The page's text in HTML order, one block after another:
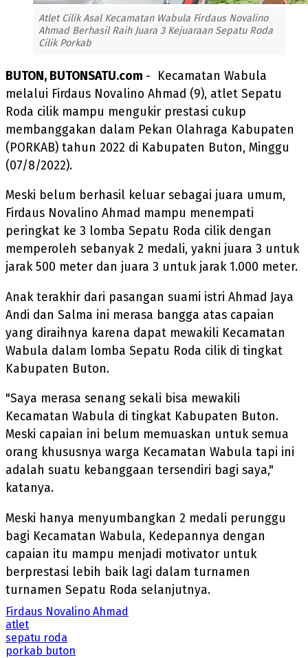
Atlet Cilik Asal Kecamatan Wabula Firdaus Novalino
Ahmad Berhasil Raih Juara 3 Kejuaraan Sepatu Roda
Cilik Porkab
BUTON, BUTONSATU.com - Kecamatan Wabula
melalui Firdaus Novalino Ahmad (9), atlet Sepatu
Roda cilik mampu mengukir prestasi cukup
membanggakan dalam Pekan Olahraga Kabupaten
(PORKAB) tahun 2022 di Kabupaten Buton, Minggu
(07/8/2022).
Meski belum berhasil keluar sebagai juara umum,
Firdaus Novalino Ahmad mampu menempati
peringkat ke 3 lomba Sepatu Roda cilik dengan
memperoleh sebanyak 2 medali, yakni juara 3 untuk
jarak 500 meter dan juara 3 untuk jarak 1.000 meter.
Anak terakhir dari pasangan suami istri Ahmad Jaya
Andi dan Salma ini merasa bangga atas capaian
yang diraihnya karena dapat mewakili Kecamatan
Wabula dalam lomba Sepatu Roda cilik di tingkat
Kabupaten Buton.
"Saya merasa senang sekali bisa mewakili
Kecamatan Wabula di tingkat Kabupaten Buton.
Meski capaian ini belum memuaskan untuk semua
orang khususnya warga Kecamatan Wabula tapi ini
adalah suatu kebanggaan tersendiri bagi saya,"
katanya.
Meski hanya menyumbangkan 2 medali perunggu
bagi Kecamatan Wabula, Kedepannya dengan
capaian itu mampu menjadi motivator untuk
berprestasi lebih baik lagi dalam turnamen
turnamen Sepatu Roda selanjutnya.
Firdaus Novalino Ahmad
atlet
sepatu roda
porkab buton